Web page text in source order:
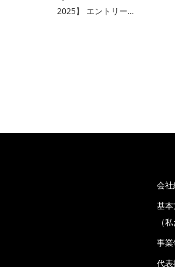
2025】 エントリー…
会
基
（
事
代